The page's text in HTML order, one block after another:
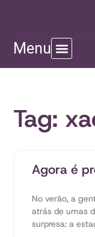
Menu
Tag:
Agora é
No verão, a
atrás de umas
surpresa: a